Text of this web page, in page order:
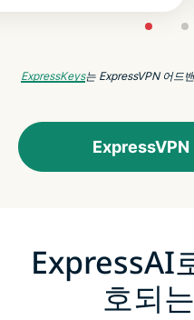
ExpressKeys는 ExpressVPN 어드
ExpressVPN
ExpressAI
호되